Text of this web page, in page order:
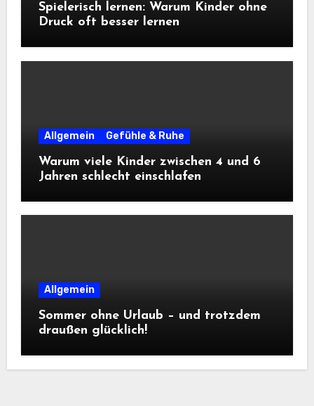
Spielerisch lernen: Warum Kinder ohne
Druck oft besser lernen
Allgemein Gefühle & Ruhe
Warum viele Kinder zwischen 4 und 6
Jahren schlecht einschlafen
Allgemein
Sommer ohne Urlaub – und trotzdem
draußen glücklich!